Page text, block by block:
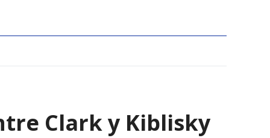
Clark y Kiblisky